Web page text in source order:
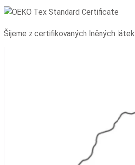
Šijeme z certifikovaných lněných látek